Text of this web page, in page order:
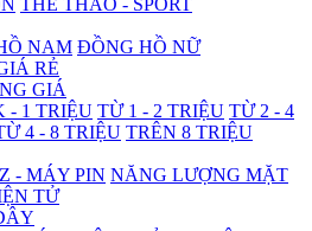
THỂ THAO - SPORT
NAM ĐỒNG HỒ NỮ
RẺ
GIÁ
- 1 TRIỆU TỪ 1 - 2 TRIỆU TỪ 2 - 4
4 - 8 TRIỆU TRÊN 8 TRIỆU
- MÁY PIN NĂNG LƯỢNG MẶT
TỬ